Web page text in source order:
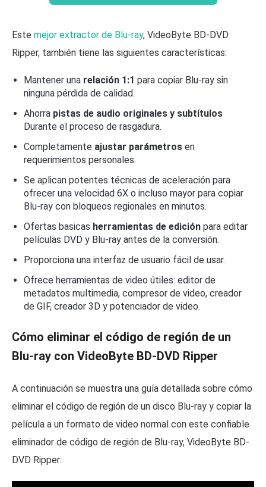
Este mejor extractor de Blu-ray, VideoByte BD-DVD
Ripper, también tiene las siguientes características:
Mantener una relación 1:1 para copiar Blu-ray sin
ninguna pérdida de calidad.
Ahorra pistas de audio originales y subtítulos
Durante el proceso de rasgadura.
Completamente ajustar parámetros en
requerimientos personales.
Se aplican potentes técnicas de aceleración para
ofrecer una velocidad 6X o incluso mayor para copiar
Blu-ray con bloqueos regionales en minutos.
Ofertas basicas herramientas de edición para editar
películas DVD y Blu-ray antes de la conversión.
Proporciona una interfaz de usuario fácil de usar.
Ofrece herramientas de video útiles: editor de
metadatos multimedia, compresor de video, creador
de GIF, creador 3D y potenciador de video.
Cómo eliminar el código de región de un
Blu-ray con VideoByte BD-DVD Ripper
A continuación se muestra una guía detallada sobre cómo
eliminar el código de región de un disco Blu-ray y copiar la
película a un formato de video normal con este confiable
eliminador de código de región de Blu-ray, VideoByte BD-
DVD Ripper: